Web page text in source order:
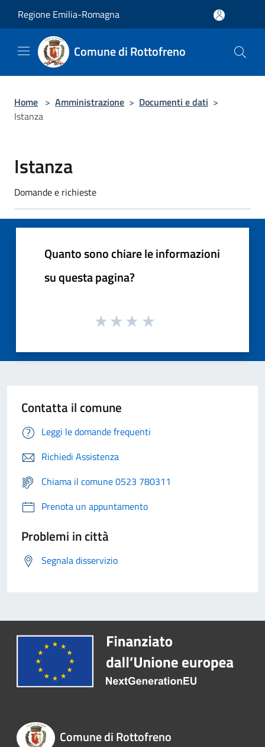
Regione Emilia-Romagna
Comune di Rottofreno
Home > Amministrazione > Documenti e dati >
Istanza
Istanza
Domande e richieste
Quanto sono chiare le informazioni
su questa pagina?
Contatta il comune
Leggi le domande frequenti
Richiedi Assistenza
Chiama il comune 0523 780311
Prenota un appuntamento
Problemi in città
Segnala disservizio
Comune di Rottofreno